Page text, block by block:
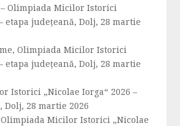
Olimpiada Micilor Istorici
etapa județeană, Dolj, 28 martie
Olimpiada Micilor Istorici
etapa județeană, Dolj, 28 martie
Istorici „Nicolae Iorga“ 2026 –
Dolj, 28 martie 2026
Micilor Istorici „Nicolae